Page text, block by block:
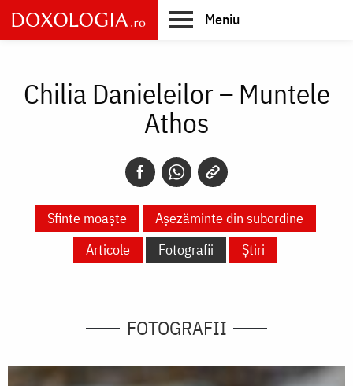
Skip
to
main
Meniu
Chilia Danieleilor – Muntele
Athos
Sfinte moaște
Așezăminte din subordine
Articole
Fotografii Știri
FOTOGRAFII